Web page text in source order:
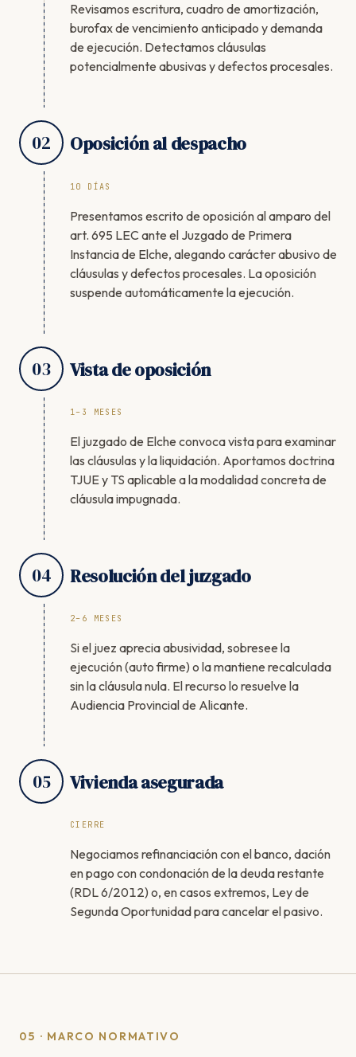
Revisamos escritura, cuadro de amortización,
burofax de vencimiento anticipado y demanda
de ejecución. Detectamos cláusulas
potencialmente abusivas y defectos procesales.
02 Oposición al despacho
10 DÍAS
Presentamos escrito de oposición al amparo del
art. 695 LEC ante el Juzgado de Primera
Instancia de Elche, alegando carácter abusivo de
cláusulas y defectos procesales. La oposición
suspende automáticamente la ejecución.
03 Vista de oposición
1–3 MESES
El juzgado de Elche convoca vista para examinar
las cláusulas y la liquidación. Aportamos doctrina
TJUE y TS aplicable a la modalidad concreta de
cláusula impugnada.
04 Resolución del juzgado
2–6 MESES
Si el juez aprecia abusividad, sobresee la
ejecución (auto firme) o la mantiene recalculada
sin la cláusula nula. El recurso lo resuelve la
Audiencia Provincial de Alicante.
05 Vivienda asegurada
CIERRE
Negociamos refinanciación con el banco, dación
en pago con condonación de la deuda restante
(RDL 6/2012) o, en casos extremos, Ley de
Segunda Oportunidad para cancelar el pasivo.
05 · MARCO NORMATIVO